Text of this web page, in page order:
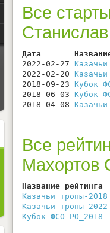
Все
Станислав
Дата
2022-02-27
2022-02-20
2018-09-23 Кубок
2018-06-03 Кубок
2018-04-08
Все
Махортов
Название
Казачьи тропы-2018
Казачьи тропы-2022
Кубок ФСО РО_2018